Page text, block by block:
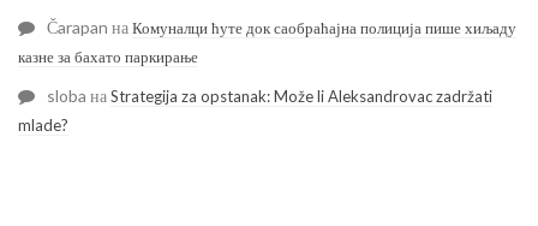
Čarapan наКомуналци ћуте док саобраћајна полиција пише хиљаду
казне за бахато паркирање
sloba наStrategija za opstanak: Može li Aleksandrovac zadržati
mlade?